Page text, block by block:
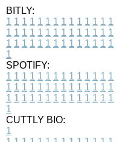
BITLY:
1 1 1 1 1 1 1 1 1 1 1 1 1 1
1 1 1 1 1 1 1 1 1 1 1 1 1 1
1 1 1 1 1 1 1 1 1 1 1 1 1 1
1
SPOTIFY:
1 1 1 1 1 1 1 1 1 1 1 1 1 1
1 1 1 1 1 1 1 1 1 1 1 1 1 1
1 1 1 1 1 1 1 1 1 1 1 1 1 1
1
CUTTLY BIO:
1